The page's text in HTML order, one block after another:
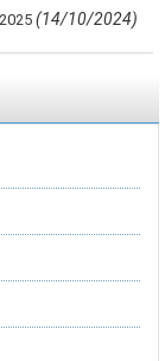
(14/10/2024)